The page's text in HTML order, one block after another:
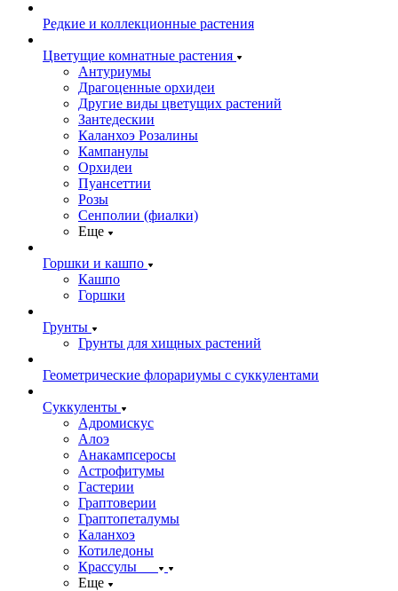
Редкие и коллекционные растения
Цветущие комнатные растения
Антуриумы
Драгоценные орхидеи
Другие виды цветущих растений
Зантедескии
Каланхоэ Розалины
Кампанулы
Орхидеи
Пуансеттии
Розы
Сенполии (фиалки)
Еще
Горшки и кашпо
Кашпо
Горшки
Грунты
Грунты для хищных растений
Геометрические флорариумы с суккулентами
Суккуленты
Адромискус
Алоэ
Анакампсеросы
Астрофитумы
Гастерии
Граптоверии
Граптопеталумы
Каланхоэ
Котиледоны
Крассулы
Еще